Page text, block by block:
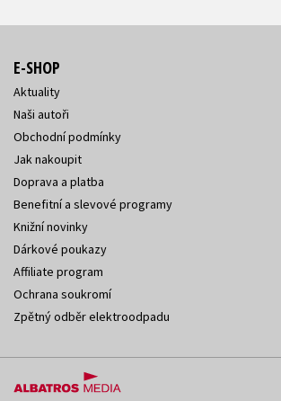
E-SHOP
Aktuality
Naši autoři
Obchodní podmínky
Jak nakoupit
Doprava a platba
Benefitní a slevové programy
Knižní novinky
Dárkové poukazy
Affiliate program
Ochrana soukromí
Zpětný odběr elektroodpadu